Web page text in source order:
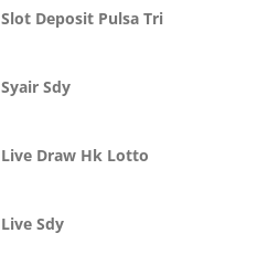
Slot Deposit Pulsa Tri
Syair Sdy
Live Draw Hk Lotto
Live Sdy